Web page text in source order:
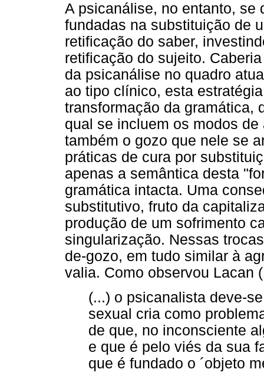
A psicanálise, no entanto, se
fundadas na substituição de
retificação do saber,
retificação do sujeito.
da psicanálise no quadro
ao tipo clínico, esta
transformação da gramática,
qual se incluem os modos
também o gozo que nele se
práticas de cura por
apenas a semântica desta
gramática intacta. Uma
substitutivo, fruto da
produção de um sofrimento
singularização. Nessas
de-gozo, em tudo similar à
valia. Como observou Lacan
(...) o psicanalista deve-
sexual cria como
de que, no inconsciente
e que é pelo viés da sua
que é fundado o ´objeto